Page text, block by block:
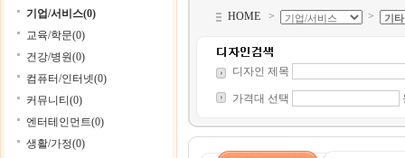
기업/서비스(0)
교육/학문(0)
건강/병원(0)
컴퓨터/인터넷(0)
커뮤니티(0)
엔터테인먼트(0)
생활/가정(0)
HOME > >
디자인 제목
가격대 선택